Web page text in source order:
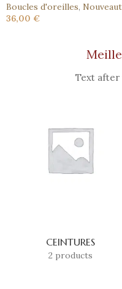
Boucles d'oreilles,
36,00 €
Text after
CEINTURES
2 products